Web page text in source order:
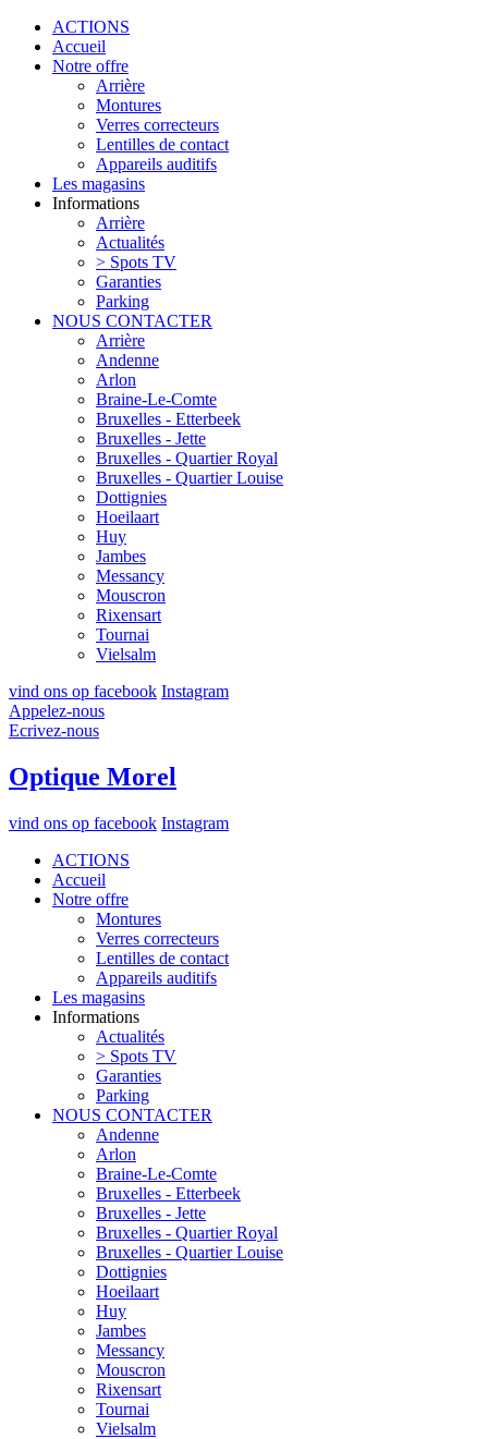
Aller au contenu principal
ACTIONS
Accueil
Notre offre
Arrière
Montures
Verres correcteurs
Lentilles de contact
Appareils auditifs
Les magasins
Informations
Arrière
Actualités
> Spots TV
Garanties
Parking
NOUS CONTACTER
Arrière
Andenne
Arlon
Braine-Le-Comte
Bruxelles - Etterbeek
Bruxelles - Jette
Bruxelles - Quartier Royal
Bruxelles - Quartier Louise
Dottignies
Hoeilaart
Huy
Jambes
Messancy
Mouscron
Rixensart
Tournai
Vielsalm
vind ons op facebook Instagram
Appelez-nous
Ecrivez-nous
Optique Morel
vind ons op facebook Instagram
ACTIONS
Accueil
Notre offre
Montures
Verres correcteurs
Lentilles de contact
Appareils auditifs
Les magasins
Informations
Actualités
> Spots TV
Garanties
Parking
NOUS CONTACTER
Andenne
Arlon
Braine-Le-Comte
Bruxelles - Etterbeek
Bruxelles - Jette
Bruxelles - Quartier Royal
Bruxelles - Quartier Louise
Dottignies
Hoeilaart
Huy
Jambes
Messancy
Mouscron
Rixensart
Tournai
Vielsalm